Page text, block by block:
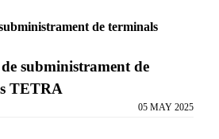
de terminals
subministrament de
TETRA
05 MAY 2025